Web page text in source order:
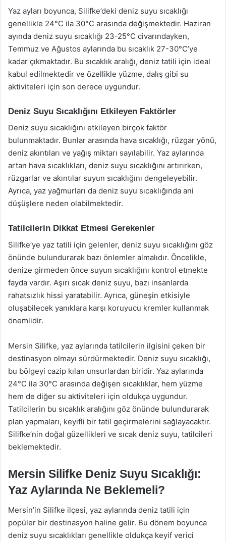
Yaz ayları boyunca, Silifke’deki deniz suyu sıcaklığı
genellikle 24°C ila 30°C arasında değişmektedir. Haziran
ayında deniz suyu sıcaklığı 23-25°C civarındayken,
Temmuz ve Ağustos aylarında bu sıcaklık 27-30°C’ye
kadar çıkmaktadır. Bu sıcaklık aralığı, deniz tatili için ideal
kabul edilmektedir ve özellikle yüzme, dalış gibi su
aktiviteleri için son derece uygundur.
Deniz Suyu Sıcaklığını Etkileyen Faktörler
Deniz suyu sıcaklığını etkileyen birçok faktör
bulunmaktadır. Bunlar arasında hava sıcaklığı, rüzgar yönü,
deniz akıntıları ve yağış miktarı sayılabilir. Yaz aylarında
artan hava sıcaklıkları, deniz suyu sıcaklığını artırırken,
rüzgarlar ve akıntılar suyun sıcaklığını dengeleyebilir.
Ayrıca, yaz yağmurları da deniz suyu sıcaklığında ani
düşüşlere neden olabilmektedir.
Tatilcilerin Dikkat Etmesi Gerekenler
Silifke’ye yaz tatili için gelenler, deniz suyu sıcaklığını göz
önünde bulundurarak bazı önlemler almalıdır. Öncelikle,
denize girmeden önce suyun sıcaklığını kontrol etmekte
fayda vardır. Aşırı sıcak deniz suyu, bazı insanlarda
rahatsızlık hissi yaratabilir. Ayrıca, güneşin etkisiyle
oluşabilecek yanıklara karşı koruyucu kremler kullanmak
önemlidir.
Mersin Silifke, yaz aylarında tatilcilerin ilgisini çeken bir
destinasyon olmayı sürdürmektedir. Deniz suyu sıcaklığı,
bu bölgeyi cazip kılan unsurlardan biridir. Yaz aylarında
24°C ila 30°C arasında değişen sıcaklıklar, hem yüzme
hem de diğer su aktiviteleri için oldukça uygundur.
Tatilcilerin bu sıcaklık aralığını göz önünde bulundurarak
plan yapmaları, keyifli bir tatil geçirmelerini sağlayacaktır.
Silifke’nin doğal güzellikleri ve sıcak deniz suyu, tatilcileri
beklemektedir.
Mersin Silifke Deniz Suyu Sıcaklığı:
Yaz Aylarında Ne Beklemeli?
Mersin’in Silifke ilçesi, yaz aylarında deniz tatili için
popüler bir destinasyon haline gelir. Bu dönem boyunca
deniz suyu sıcaklıkları genellikle oldukça keyif verici